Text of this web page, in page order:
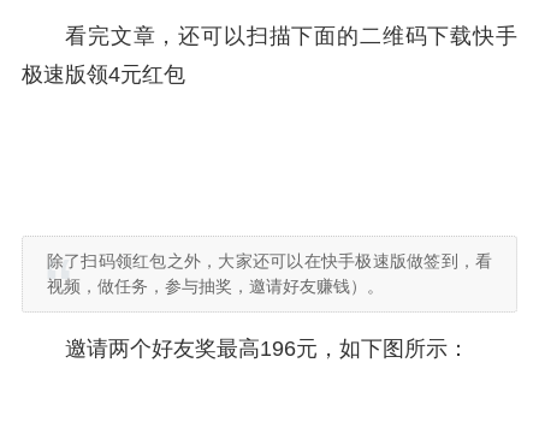
看完文章，还可以扫描下面的二维码下载快手
极速版领4元红包
除了扫码领红包之外，大家还可以在快手极速版做签到，看
视频，做任务，参与抽奖，邀请好友赚钱）。
邀请两个好友奖最高196元，如下图所示：